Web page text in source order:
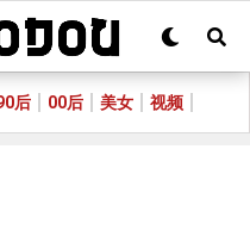
后 00后 美女 视频